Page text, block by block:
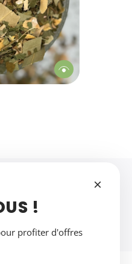
!
profiter d'offres